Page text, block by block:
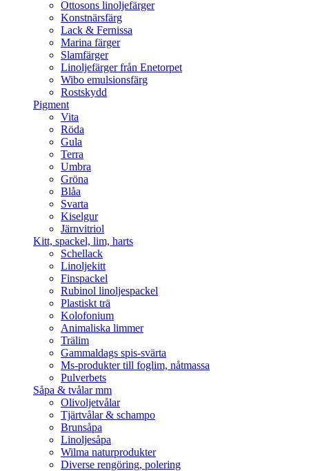
Ottosons linoljefärger
Konstnärsfärg
Lack & Fernissa
Marina färger
Slamfärger
Linoljefärger från Enetorpet
Wibo emulsionsfärg
Rostskydd
Pigment
Vita
Röda
Gula
Terra
Umbra
Gröna
Blåa
Svarta
Kiselgur
Järnvitriol
Kitt, spackel, lim, harts
Schellack
Linoljekitt
Finspackel
Rubinol linoljespackel
Plastiskt trä
Kolofonium
Animaliska limmer
Trälim
Gammaldags spis-svärta
Ms-produkter till foglim, nåtmassa
Pulverbets
Såpa & tvålar mm
Olivoljetvålar
Tjärtvålar & schampo
Brunsåpa
Linoljesåpa
Wilma naturprodukter
Diverse rengöring, polering